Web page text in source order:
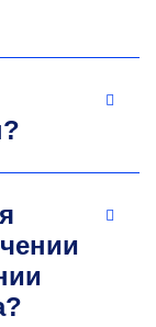
Член
о земле